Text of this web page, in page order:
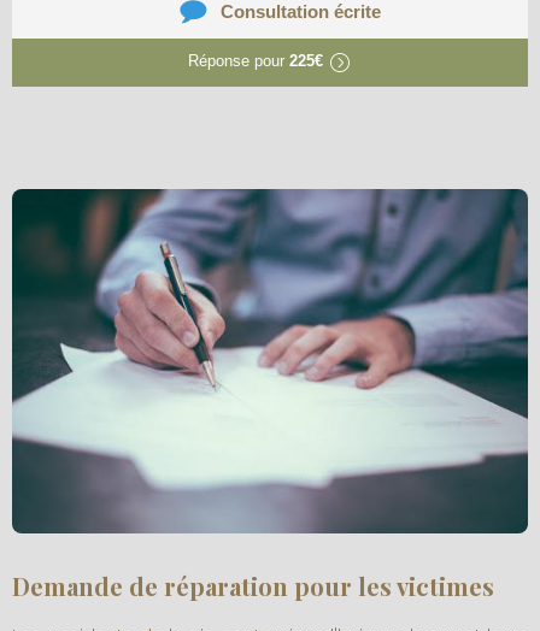
Consultation écrite
Réponse pour 225€
Demande de réparation pour les victimes